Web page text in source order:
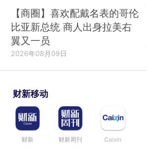
【商圈】喜欢配戴名表的哥伦
比亚新总统 商人出身拉美右
翼又一员
2026年08月09日
财新移动
财新 财新周刊 Caixin